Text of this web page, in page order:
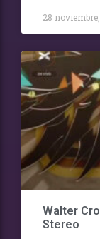
28
Walter
Stereo